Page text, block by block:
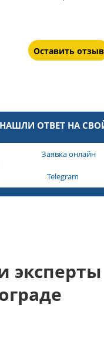
Оставить отзыв
ОТВЕТ НА
Заявка онлайн
Telegram